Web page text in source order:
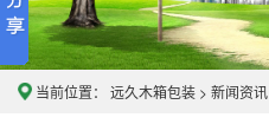
当前位置： 远久木箱包装 > 新闻资讯